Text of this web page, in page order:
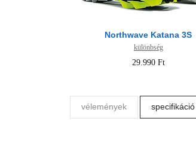
Northwave Katana 3S
különbség
29.990 Ft
vélemények specifikáció